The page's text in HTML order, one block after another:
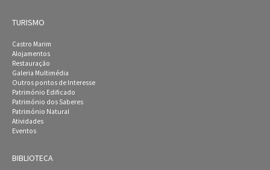
TURISMO
Castro Marim
Alojamentos
Restauração
Galeria Multimédia
Outros pontos de Interesse
Património Edificado
Património dos Saberes
Património Natural
Atividades
Eventos
BIBLIOTECA